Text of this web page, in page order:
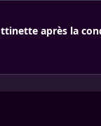
après la